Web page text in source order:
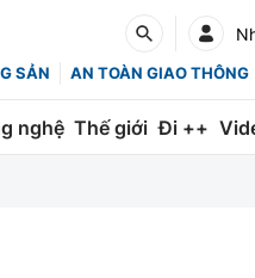
SẢN AN TOÀN GIAO THÔNG
nghệ Thế giới Đi ++